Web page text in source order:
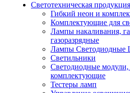
Светотехническая продукция
Гибкий неон и
Комплектующие для
Лампы накаливания,
газоразрядные
Лампы Светодиодные
Светильники
Светодиодные
комплектующие
Тестеры ламп